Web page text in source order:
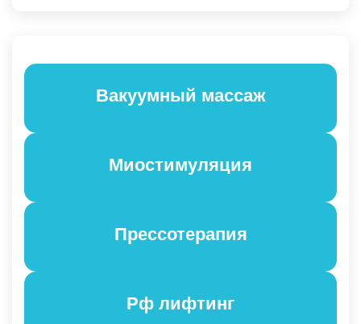
Вакуумный массаж
Миостимуляция
Прессотерапия
Рф лифтинг